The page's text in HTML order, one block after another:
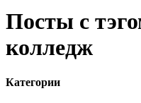
Посты с
колледж
Категории